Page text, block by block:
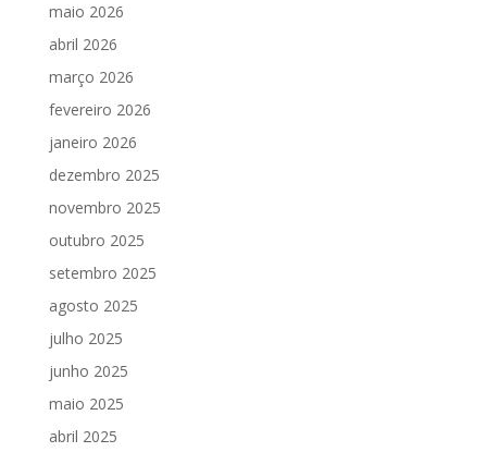
maio 2026
abril 2026
março 2026
fevereiro 2026
janeiro 2026
dezembro 2025
novembro 2025
outubro 2025
setembro 2025
agosto 2025
julho 2025
junho 2025
maio 2025
abril 2025